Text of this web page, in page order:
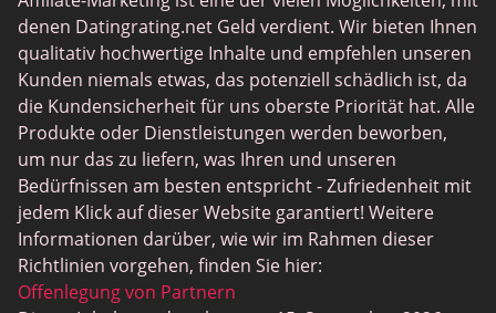
Lesbian Dating
Black Dating Sites
SugarDaddyMeet
LatinAmericanCupid
CatholicMatch
denen Datingrating.net Geld verdient. Wir bieten Ihnen
qualitativ hochwertige Inhalte und empfehlen unseren
Kunden niemals etwas, das potenziell schädlich ist, da
die Kundensicherheit für uns oberste Priorität hat. Alle
Produkte oder Dienstleistungen werden beworben,
um nur das zu liefern, was Ihren und unseren
Bedürfnissen am besten entspricht - Zufriedenheit mit
jedem Klick auf dieser Website garantiert! Weitere
Informationen darüber, wie wir im Rahmen dieser
Richtlinien vorgehen, finden Sie hier:
Offenlegung von Partnern